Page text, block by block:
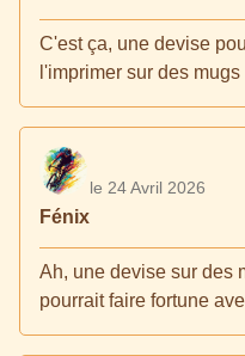
C'est ça, une devise
l'imprimer sur des mugs
Fénix
le 24 Avril 2026
Ah, une devise sur des
pourrait faire fortune